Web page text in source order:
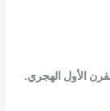
الأول الهجري.